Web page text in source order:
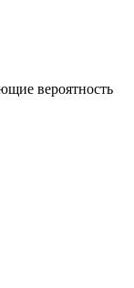
вероятность